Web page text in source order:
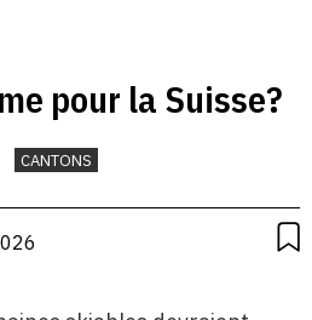
pour la Suisse?
CANTONS